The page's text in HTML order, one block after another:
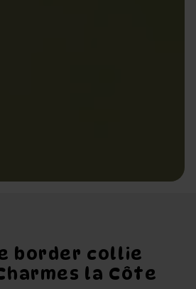
border collie
la Côte